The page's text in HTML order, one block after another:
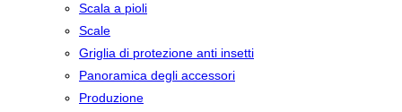
Scala a pioli
Scale
Griglia di protezione anti insetti
Panoramica degli accessori
Produzione